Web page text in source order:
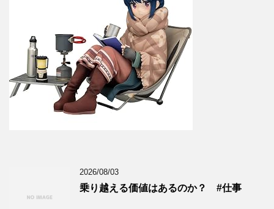
2026/08/03
乗り越える価値はあるのか？ #仕事